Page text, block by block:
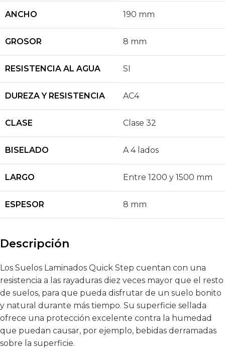
ANCHO 190 mm
GROSOR 8 mm
RESISTENCIA AL AGUA SI
DUREZA Y RESISTENCIA AC4
CLASE Clase 32
BISELADO A 4 lados
LARGO Entre 1200 y 1500 mm
ESPESOR 8 mm
Descripción
Los Suelos Laminados Quick Step cuentan con una
resistencia a las rayaduras diez veces mayor que el resto
de suelos, para que pueda disfrutar de un suelo bonito
y natural durante más tiempo. Su superficie sellada
ofrece una protección excelente contra la humedad
que puedan causar, por ejemplo, bebidas derramadas
sobre la superficie.